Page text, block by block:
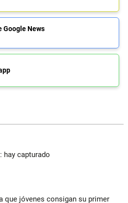
Google News
hay capturado
que jóvenes consigan su primer